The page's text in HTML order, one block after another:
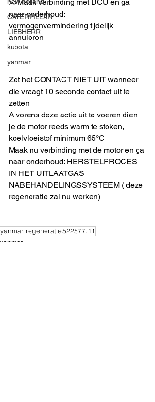
CATERPILLAR
LIEBHERR
kubota
yanmar
>>Maak verbinding met DCU en ga
naar onderhoud:
vermogenvermindering tijdelijk
annuleren
Zet het CONTACT NIET UIT wanneer
die vraagt 10 seconde contact uit te
zetten
Alvorens deze actie uit te voeren dien
je de motor reeds warm te stoken,
koelvloeistof minimum 65°C
Maak nu verbinding met de motor en ga
naar onderhoud: HERSTELPROCES
IN HET UITLAATGAS
NABEHANDELINGSSYSTEEM ( deze
regeneratie zal nu werken)
yanmar regeneratie522577.11
yanmar